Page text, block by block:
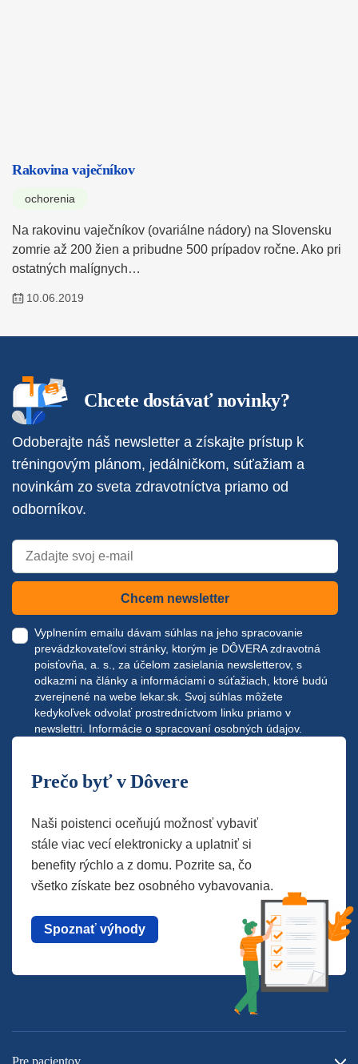
Rakovina vaječníkov
ochorenia
Na rakovinu vaječníkov (ovariálne nádory) na Slovensku
zomrie až 200 žien a pribudne 500 prípadov ročne. Ako pri
ostatných malígnych…
10.06.2019
Chcete dostávať novinky?
Odoberajte náš newsletter a získajte prístup k
tréningovým plánom, jedálničkom, súťažiam a
novinkám zo sveta zdravotníctva priamo od
odborníkov.
Chcem newsletter
Vyplnením emailu dávam súhlas na jeho spracovanie
prevádzkovateľovi stránky, ktorým je DÔVERA zdravotná
poisťovňa, a. s., za účelom zasielania newsletterov, s
odkazmi na články a informáciami o súťažiach, ktoré budú
zverejnené na webe lekar.sk . Svoj súhlas môžete
kedykoľvek odvolať prostredníctvom linku priamo v
newslettri. Informácie o spracovaní osobných údajov.
Prečo byť v Dôvere
Naši poistenci oceňujú možnosť vybaviť
stále viac vecí elektronicky a uplatniť si
benefity rýchlo a z domu. Pozrite sa, čo
všetko získate bez osobného vybavovania.
Spoznať výhody
Pre pacientov